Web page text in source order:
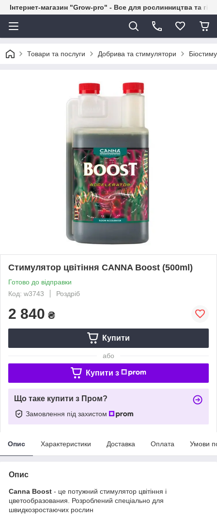
Інтернет-магазин "Grow-pro" - Все для рослинництва та
Товари та послуги Добрива та стимулятори
Стимулятор цвітіння CANNA Boost (500ml)
Готово до відправки
Код: w3743
Роздріб
2 840 ₴
Купити
або
Купити з
Що таке купити з Пром?
Замовлення під захистом
Опис Характеристики Доставка Оплата Умови
Опис
Canna Boost - це потужний стимулятор цвітіння і
цветообразования. Розроблений спеціально для
швидкозростаючих рослин